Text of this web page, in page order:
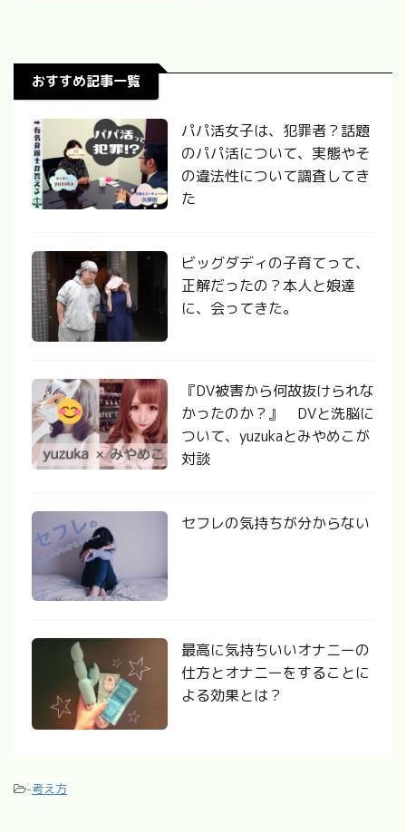
おすすめ記事一覧
パパ活女子は、犯罪者？話題
のパパ活について、実態やそ
の違法性について調査してき
た
ビッグダディの子育てって、
正解だったの？本人と娘達
に、会ってきた。
『DV被害から何故抜けられな
かったのか？』 DVと洗脳に
ついて、yuzukaとみやめこが
対談
セフレの気持ちが分からない
最高に気持ちいいオナニーの
仕方とオナニーをすることに
よる効果とは？
-考え方